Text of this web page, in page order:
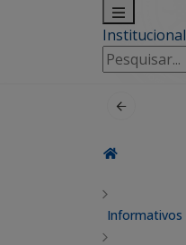
Institucional
Pesquisar
por:
Informativos